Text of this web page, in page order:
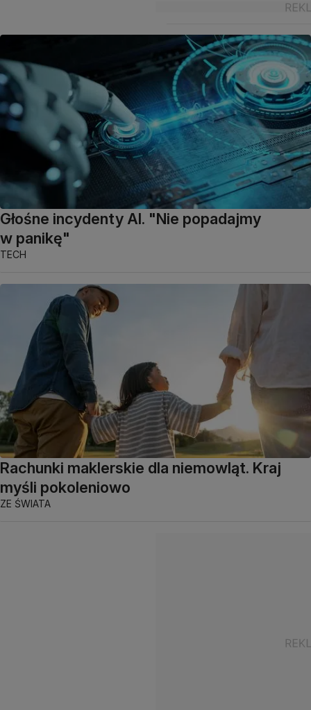
Głośne incydenty AI. "Nie popadajmy
w panikę"
TECH
Rachunki maklerskie dla niemowląt. Kraj
myśli pokoleniowo
ZE ŚWIATA